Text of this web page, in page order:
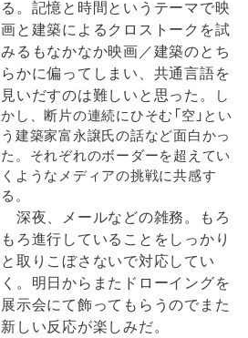
る。記憶と時間というテーマで映
画と建築によるクロストークを試
みるもなかなか映画／建築のとち
らかに偏ってしまい、共通言語を
見いだすのは難しいと思った。
し
かし、断片の連続にひそむ「空」とい
う建築家富永譲氏の話など面白かっ
た。それぞれのボーダーを超えてい
くようなメディアの挑戦に共感す
る。
深夜、メールなどの雑務。もろ
もろ進行していることをしっかり
と取りこぼさないで対応してい
く。明日からまたドローイングを
展示会にて飾ってもらうのでまた
新しい反応が楽しみだ。